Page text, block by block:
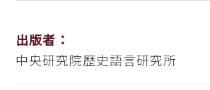
出版者：
中央研究院歷史語言研究所